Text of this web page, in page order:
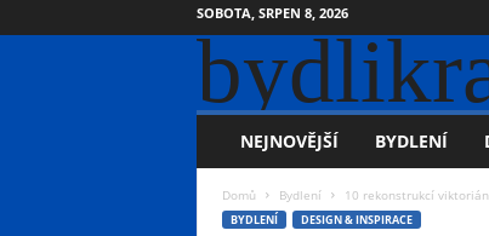
SOBOTA, SRPEN 8, 2026
NEJNOVĚJŠÍ BYDLENÍ
Domů Bydlení 10 rekonstrukcí
BYDLENÍ DESIGN & INSPIRACE